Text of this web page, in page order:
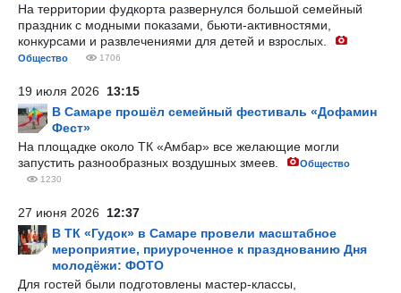
На территории фудкорта развернулся большой семейный
праздник с модными показами, бьюти-активностями,
конкурсами и развлечениями для детей и взрослых.
Общество 1706
19 июля 2026 13:15
В Самаре прошёл семейный фестиваль «Дофамин
Фест»
На площадке около ТК «Амбар» все желающие могли
запустить разнообразных воздушных змеев.
Общество
1230
27 июня 2026 12:37
В ТК «Гудок» в Самаре провели масштабное
мероприятие, приуроченное к празднованию Дня
молодёжи: ФОТО
Для гостей были подготовлены мастер-классы,